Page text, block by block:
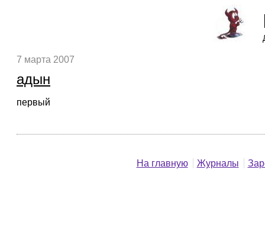
7 марта 2007
адын
первый
На главную Журналы